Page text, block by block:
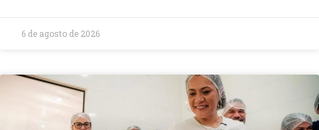
6 de agosto de 2026